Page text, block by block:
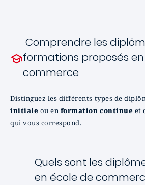
Comprendre les
formations proposés
commerce
Distinguez les différents types de
initiale ou en formation continue et
qui vous correspond.
Quels sont les
en école de